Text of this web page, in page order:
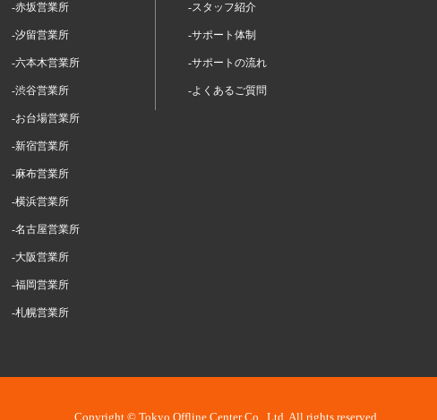
-赤坂営業所
-汐留営業所
-六本木営業所
-渋谷営業所
-お台場営業所
-新宿営業所
-麻布営業所
-横浜営業所
-名古屋営業所
-大阪営業所
-福岡営業所
-札幌営業所
-スタッフ紹介
-サポート体制
-サポートの流れ
-よくあるご質問
Copyright © Tokyo Offline Center Co., Ltd. All rights reserved.